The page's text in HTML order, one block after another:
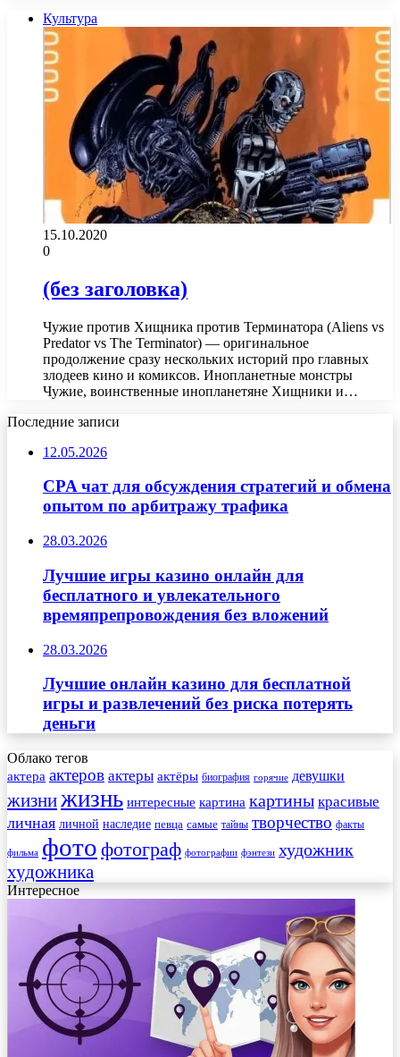
Культура
15.10.2020
0
(без заголовка)
Чужие против Хищника против Терминатора (Aliens vs
Predator vs The Terminator) — оригинальное
продолжение сразу нескольких историй про главных
злодеев кино и комиксов. Инопланетные монстры
Чужие, воинственные инопланетяне Хищники и…
Последние записи
12.05.2026
CPA чат для обсуждения стратегий и обмена
опытом по арбитражу трафика
28.03.2026
Лучшие игры казино онлайн для
бесплатного и увлекательного
времяпрепровождения без вложений
28.03.2026
Лучшие онлайн казино для бесплатной
игры и развлечений без риска потерять
деньги
Облако тегов
актера актеров актеры актёры биография горячие девушки
жизнижизнь интересные картина картины красивые
личная личной наследие певца самые тайны творчество факты
фильма фото фотограф фотографии фэнтези художник
художника
Интересное